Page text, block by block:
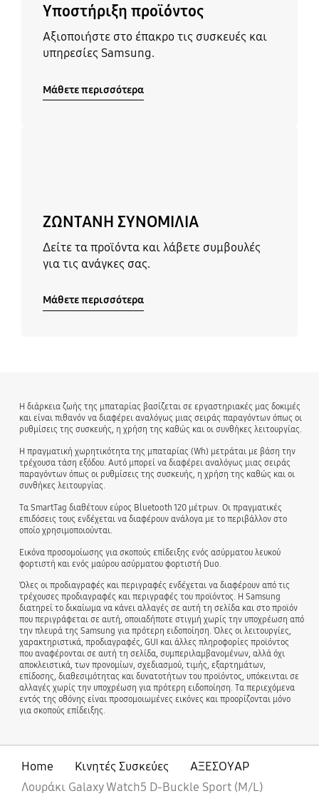
Υποστήριξη προϊόντος
Αξιοποιήστε στο έπακρο τις συσκευές και
υπηρεσίες Samsung.
Μάθετε περισσότερα
ΖΩΝΤΑΝΗ ΣΥΝΟΜΙΛΙΑ
Δείτε τα προϊόντα και λάβετε συμβουλές
για τις ανάγκες σας.
Μάθετε περισσότερα
Η διάρκεια ζωής της μπαταρίας βασίζεται σε εργαστηριακές μας δοκιμές
και είναι πιθανόν να διαφέρει αναλόγως μιας σειράς παραγόντων όπως οι
ρυθμίσεις της συσκευής, η χρήση της καθώς και οι συνθήκες λειτουργίας.
Η πραγματική χωρητικότητα της μπαταρίας (Wh) μετράται με βάση την
τρέχουσα τάση εξόδου. Αυτό μπορεί να διαφέρει αναλόγως μιας σειράς
παραγόντων όπως οι ρυθμίσεις της συσκευής, η χρήση της καθώς και οι
συνθήκες λειτουργίας.
Τα SmartTag διαθέτουν εύρος Bluetooth 120 μέτρων. Οι πραγματικές
επιδόσεις τους ενδέχεται να διαφέρουν ανάλογα με το περιβάλλον στο
οποίο χρησιμοποιούνται.
Εικόνα προσομοίωσης για σκοπούς επίδειξης ενός ασύρματου λευκού
φορτιστή και ενός μαύρου ασύρματου φορτιστή Duo.
Όλες οι προδιαγραφές και περιγραφές ενδέχεται να διαφέρουν από τις
τρέχουσες προδιαγραφές και περιγραφές του προϊόντος. Η Samsung
διατηρεί το δικαίωμα να κάνει αλλαγές σε αυτή τη σελίδα και στο προϊόν
που περιγράφεται σε αυτή, οποιαδήποτε στιγμή χωρίς την υποχρέωση από
την πλευρά της Samsung για πρότερη ειδοποίηση. Όλες οι λειτουργίες,
χαρακτηριστικά, προδιαγραφές, GUI και άλλες πληροφορίες προϊόντος
που αναφέρονται σε αυτή τη σελίδα, συμπεριλαμβανομένων, αλλά όχι
αποκλειστικά, των προνομίων, σχεδιασμού, τιμής, εξαρτημάτων,
επίδοσης, διαθεσιμότητας και δυνατοτήτων του προϊόντος, υπόκεινται σε
αλλαγές χωρίς την υποχρέωση για πρότερη ειδοποίηση. Τα περιεχόμενα
εντός της οθόνης είναι προσομοιωμένες εικόνες και προορίζονται μόνο
για σκοπούς επίδειξης.
Home Κινητές Συσκεύες
ΑΞΕΣΟΥΑΡ
Λουράκι Galaxy Watch5 D-Buckle Sport (M/L)